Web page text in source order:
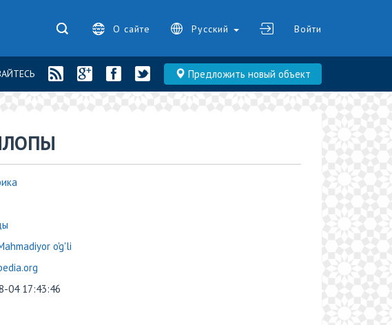
О сайте Русский Войти
Предложить новый объект
o'g'li
04 17:43:46